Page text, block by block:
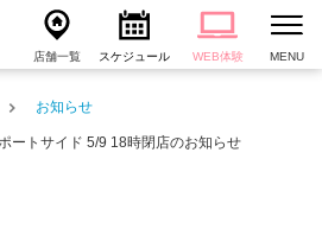
店舗一覧 スケジュール WEB体験 MENU
お知らせ
ートサイド 5/9 18時閉店のお知らせ